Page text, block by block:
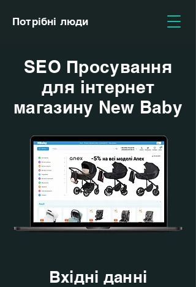
Потрібні люди
SEO Просування
для інтернет
магазину New Baby
Вхідні данні